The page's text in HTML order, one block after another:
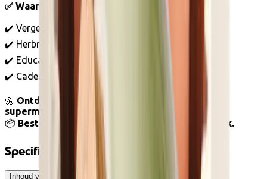
✅ Waarom kiezen voor deze zadenbox?
✔️ Vergeten smaken & zeldzame groenten
✔️ Herbruikbare zaden, geen F1
✔️ Educatief, leuk & milieubewust
✔️ Cadeautip voor hobbytuiniers & eco-liefhebbers
🌼 Ontdek originele groenten die je niet in de
supermarkt vindt!
📦 Bestel vandaag nog en maak je tuin echt uniek.
Specificaties
Inhoud van het pakket